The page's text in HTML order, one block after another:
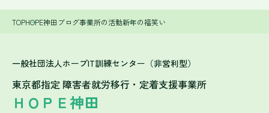
TOPHOPE神田ブログ事業所の活動新年の福笑い
一般社団法人ホープIT訓練センター（非営利型）
東京都指定 障害者就労移行・定着支援事業所
ＨＯＰＥ神田